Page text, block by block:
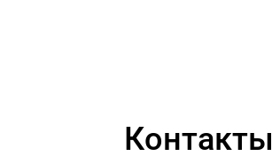
Контакты